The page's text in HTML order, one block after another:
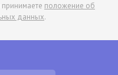
положение об
данных.